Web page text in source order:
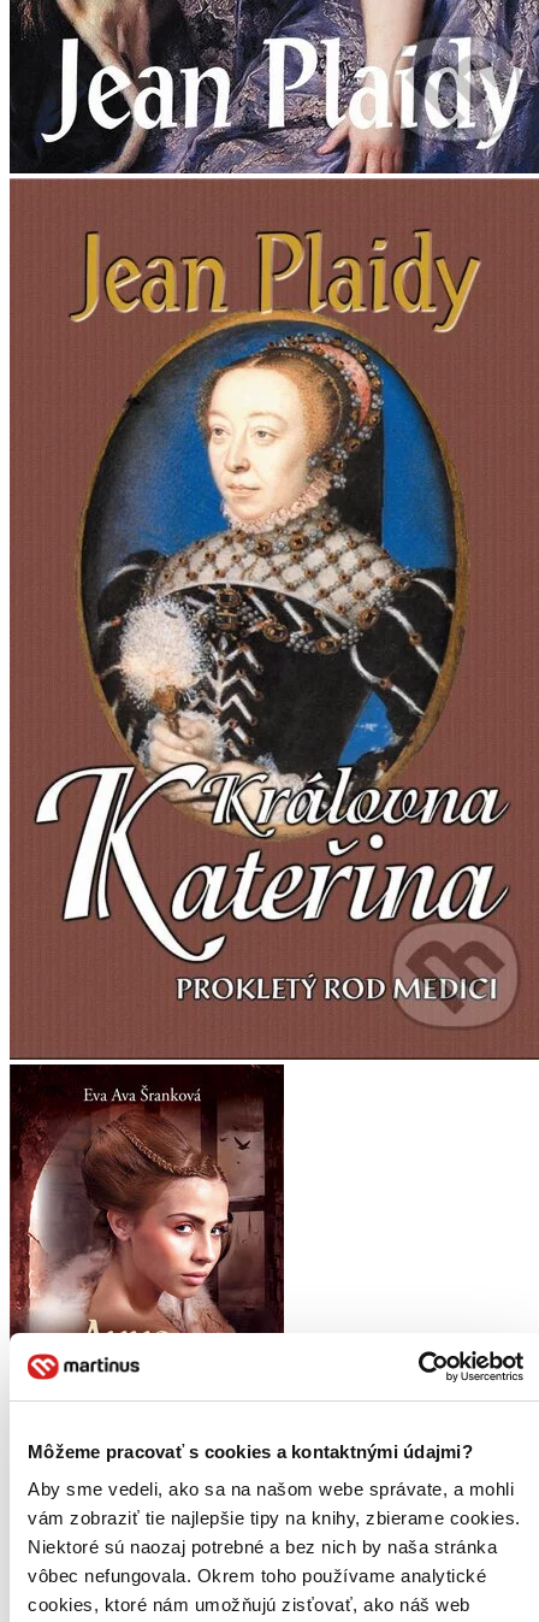
Môžeme pracovať s cookies a kontaktnými údajmi?
Aby sme vedeli, ako sa na našom webe správate, a mohli
vám zobraziť tie najlepšie tipy na knihy, zbierame cookies.
Niektoré sú naozaj potrebné a bez nich by naša stránka
vôbec nefungovala. Okrem toho používame analytické
cookies, ktoré nám umožňujú zisťovať, ako náš web